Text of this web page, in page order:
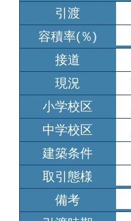
引渡
容積率(％)
接道
現況
小学校区
中学校区
建築条件
取引態様
備考